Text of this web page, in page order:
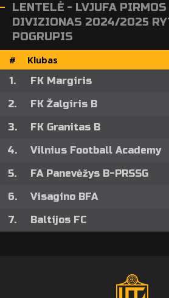
LENTELĖ - LVJUFA PIRMOS
DIVIZIONAS 2024/2025
POGRUPIS
# Klubas
1. FK Margiris
2. FK Žalgiris B
3. FK Granitas B
4. Vilnius Football Academy
5. FA Panevėžys B-PRSSG
6. Visagino BFA
7. Baltijos FC